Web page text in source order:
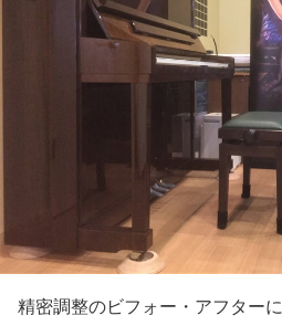
精密調整のビフォー・アフターに